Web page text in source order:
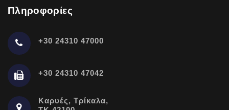
Πληροφορίες
+30 24310 47000
+30 24310 47042
Καρυές, Τρίκαλα,